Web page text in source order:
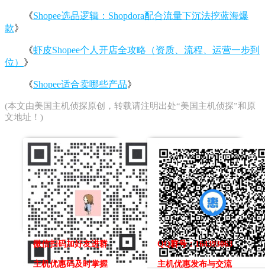
《Shopee选品逻辑：Shopdora配合流量下沉法挖蓝海爆
款》
《虾皮Shopee个人开店全攻略（资质、流程、运营一步到
位） 》
《Shopee适合卖哪些产品》
(本文由美国主机侦探原创，转载请注明出处“美国主机侦探”和原
文地址！)
微信扫码加好友进群
主机优惠码及时掌握
QQ群号：164393063
主机优惠发布与交流